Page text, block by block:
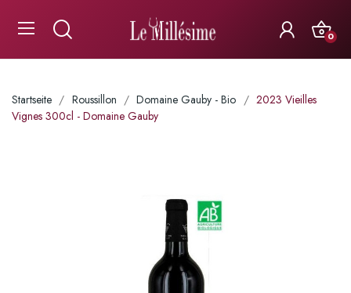
0
Startseite Roussillon Domaine Gauby - Bio
2023 Vieilles
Vignes 300cl - Domaine Gauby